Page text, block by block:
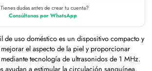
dudas antes de crear tu cuenta?
Consúltanos por WhatsApp
de uso doméstico es un dispositivo compacto y
el aspecto de la piel y proporcionar
tecnología de ultrasonidos de 1 MHz.